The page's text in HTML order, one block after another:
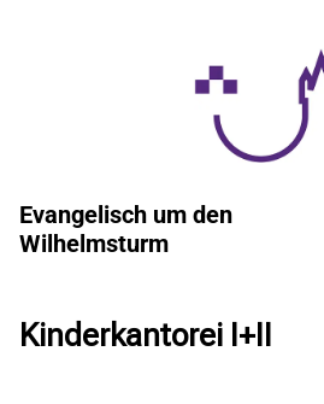
Evangelisch um den
Wilhelmsturm
Kinderkantorei I+II